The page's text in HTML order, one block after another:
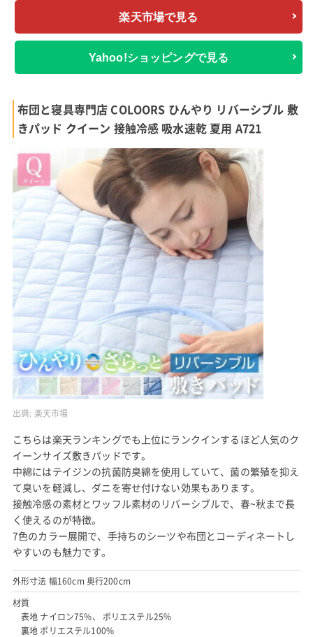
楽天市場で見る
Yahoo!ショッピングで見る
布団と寝具専門店 COLOORS ひんやり リバーシブル 敷
きパッド クイーン 接触冷感 吸水速乾 夏用 A721
出典: 楽天市場
こちらは楽天ランキングでも上位にランクインするほど人気のク
イーンサイズ敷きパッドです。
中綿にはテイジンの抗菌防臭綿を使用していて、菌の繁殖を抑え
て臭いを軽減し、ダニを寄せ付けない効果もあります。
接触冷感の素材とワッフル素材のリバーシブルで、春~秋まで長
く使えるのが特徴。
7色のカラー展開で、手持ちのシーツや布団とコーディネートし
やすいのも魅力です。
外形寸法 幅160cm 奥行200cm
材質
表地 ナイロン75%、 ポリエステル25%
裏地 ポリエステル100%